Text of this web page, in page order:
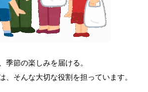
季節の楽しみを届ける。
、そんな大切な役割を担っています。